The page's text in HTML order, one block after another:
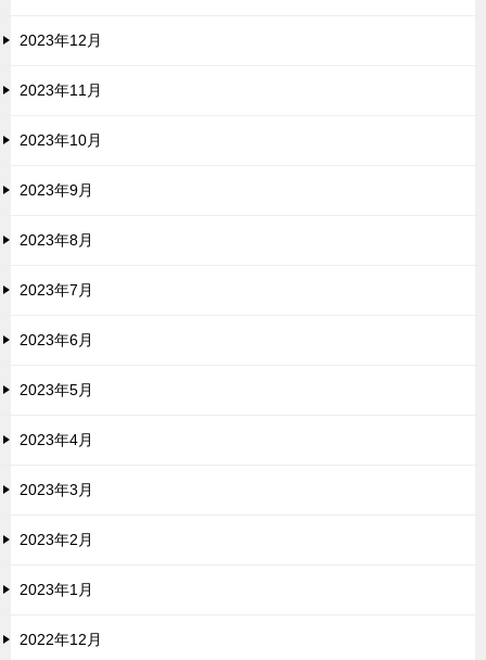
2023年12月
2023年11月
2023年10月
2023年9月
2023年8月
2023年7月
2023年6月
2023年5月
2023年4月
2023年3月
2023年2月
2023年1月
2022年12月